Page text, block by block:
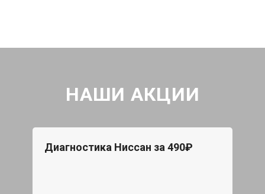
НАШИ АКЦИИ
Диагностика Ниссан за 490₽